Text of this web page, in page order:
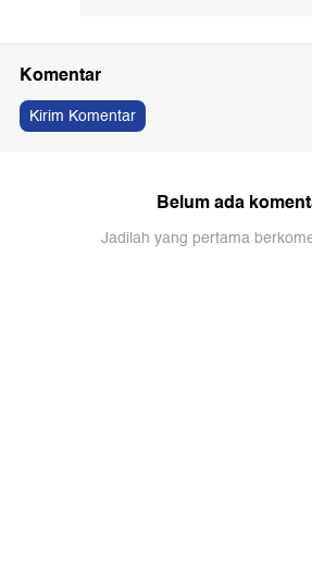
Komentar
Kirim Komentar
Belum ada
Jadilah yang pertama